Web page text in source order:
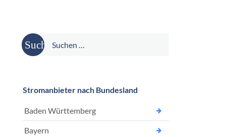
Suche
nach:
Stromanbieter nach Bundesland
Baden Württemberg
Bayern